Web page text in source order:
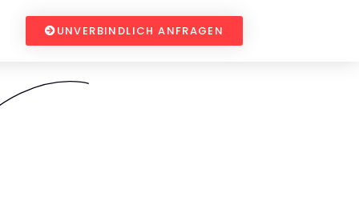
UNVERBINDLICH ANFRAGEN